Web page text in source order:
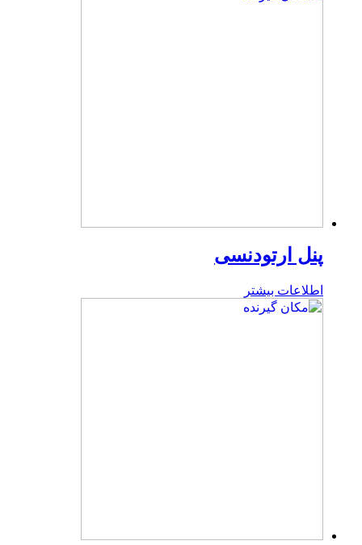
پنل ارتودنسی
اطلاعات بیشتر